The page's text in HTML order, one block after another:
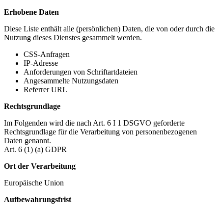
Erhobene Daten
Diese Liste enthält alle (persönlichen) Daten, die von oder durch die
Nutzung dieses Dienstes gesammelt werden.
CSS-Anfragen
IP-Adresse
Anforderungen von Schriftartdateien
Angesammelte Nutzungsdaten
Referrer URL
Rechtsgrundlage
Im Folgenden wird die nach Art. 6 I 1 DSGVO geforderte
Rechtsgrundlage für die Verarbeitung von personenbezogenen
Daten genannt.
Art. 6 (1) (a) GDPR
Ort der Verarbeitung
Europäische Union
Aufbewahrungsfrist